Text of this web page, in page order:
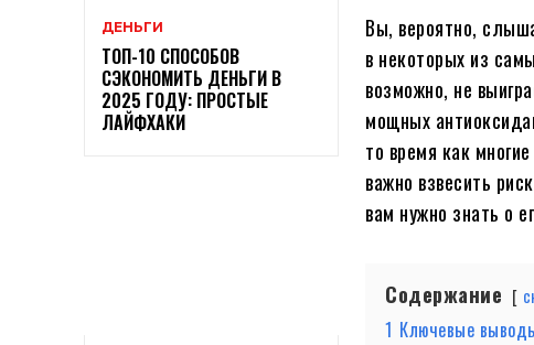
ДЕНЬГИ
ТОП-10 СПОСОБОВ
СЭКОНОМИТЬ ДЕНЬГИ В
2025 ГОДУ: ПРОСТЫЕ
ЛАЙФХАКИ
Вы, вероятно,
в некоторых из
возможно, не
мощных
то время как
важно взвесить
вам нужно знать о
Содержание
1 Ключевые